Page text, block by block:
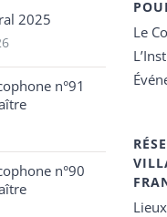
2025
n°91
n°90
Le